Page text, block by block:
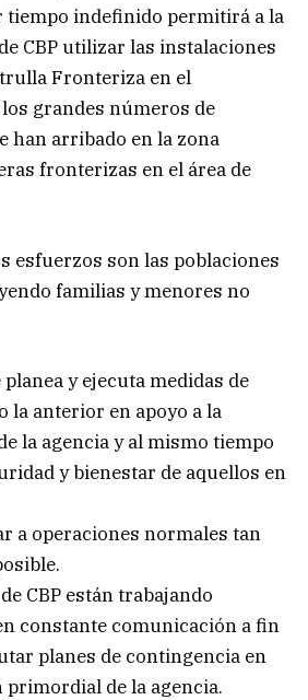
tiempo indefinido permitirá a la
CBP utilizar las instalaciones
Fronteriza en el
grandes números de
han arribado en la zona
fronterizas en el área de
esfuerzos son las poblaciones
familias y menores no
y ejecuta medidas de
la anterior en apoyo a la
la agencia y al mismo tiempo
y bienestar de aquellos en
a operaciones normales tan
CBP están trabajando
constante comunicación a fin
planes de contingencia en
primordial de la agencia.